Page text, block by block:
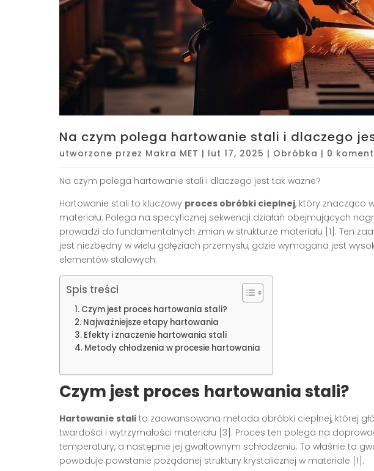
Na czym polega hartowanie stali i dlaczego
utworzone przez Makra MET | lut 17, 2025 | Obróbka | 0
Na czym polega hartowanie stali i dlaczego jest tak ważne?
Hartowanie stali to kluczowy proces obróbki cieplnej, który znacząco
materiału. Polega na specyficznej sekwencji działań obejmujących
prowadzi do fundamentalnych zmian w strukturze materiału [1]. Ten
jest niezbędny w wielu gałęziach przemysłu, gdzie wymagana jest
elementów stalowych.
Spis treści
Czym jest proces hartowania stali?
Najważniejsze etapy hartowania
Efekty i znaczenie hartowania stali
Metody chłodzenia w procesie hartowania
Czym jest proces hartowania stali?
Hartowanie stali to zaawansowana metoda obróbki cieplnej, której
twardości i wytrzymałości materiału [3]. Proces ten polega na
temperatury, a następnie jej gwałtownym schłodzeniu. To właśnie ta
powoduje powstanie pożądanej struktury krystalicznej w materiale [1].